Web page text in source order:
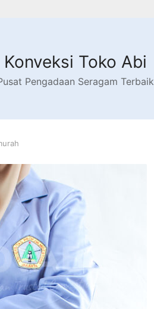
Konveksi Toko Abi
Pengadaan Seragam Terbaik